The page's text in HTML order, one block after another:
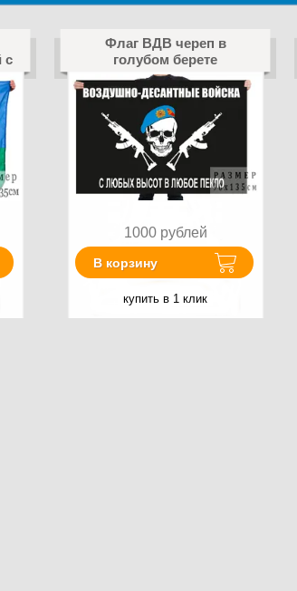
с
Флаг ВДВ череп в
голубом берете
1000 рублей
В корзину
купить в 1 клик